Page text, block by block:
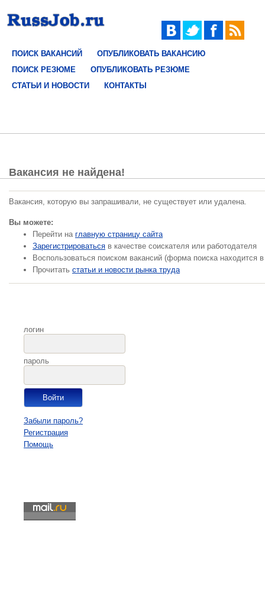
ПОИСК ВАКАНСИЙ
ОПУБЛИКОВАТЬ ВАКАНСИЮ
ПОИСК РЕЗЮМЕ
ОПУБЛИКОВАТЬ РЕЗЮМЕ
СТАТЬИ И НОВОСТИ
КОНТАКТЫ
Вакансия не найдена!
Вакансия, которую вы запрашивали, не существует или удалена.
Вы можете:
Перейти на главную страницу сайта
Зарегистрироваться в качестве соискателя или работодателя
Воспользоваться поиском вакансий (форма поиска находится
Прочитать статьи и новости рынка труда
логин
пароль
Забыли пароль?
Регистрация
Помощь